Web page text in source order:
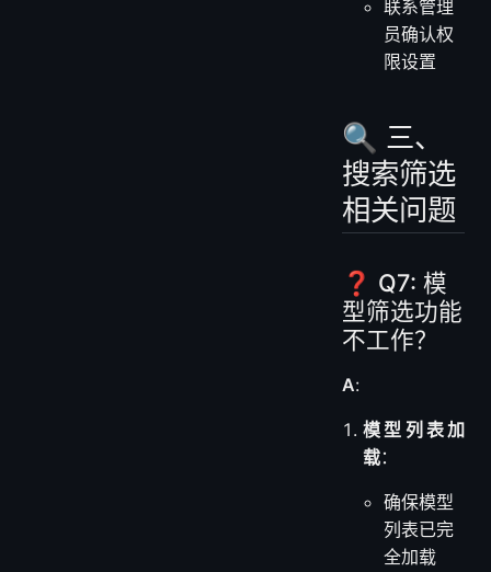
联系管理
员确认权
限设置
🔍 三、
搜索筛选
相关问题
❓ Q7: 模
型筛选功能
不工作？
A:
模型列表加
载：
确保模型
列表已完
全加载